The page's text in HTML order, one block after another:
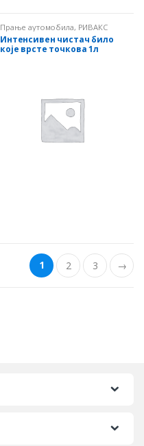
Прање аутомобила, РИВАКС
Интенсивен чистач било
које врсте точкова 1л
1 2 3 →